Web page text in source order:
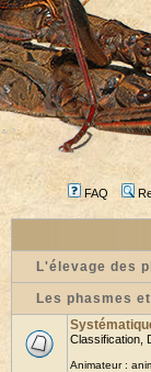
FAQ
L'élevage des
Les phasmes
Classification,
Animateur :